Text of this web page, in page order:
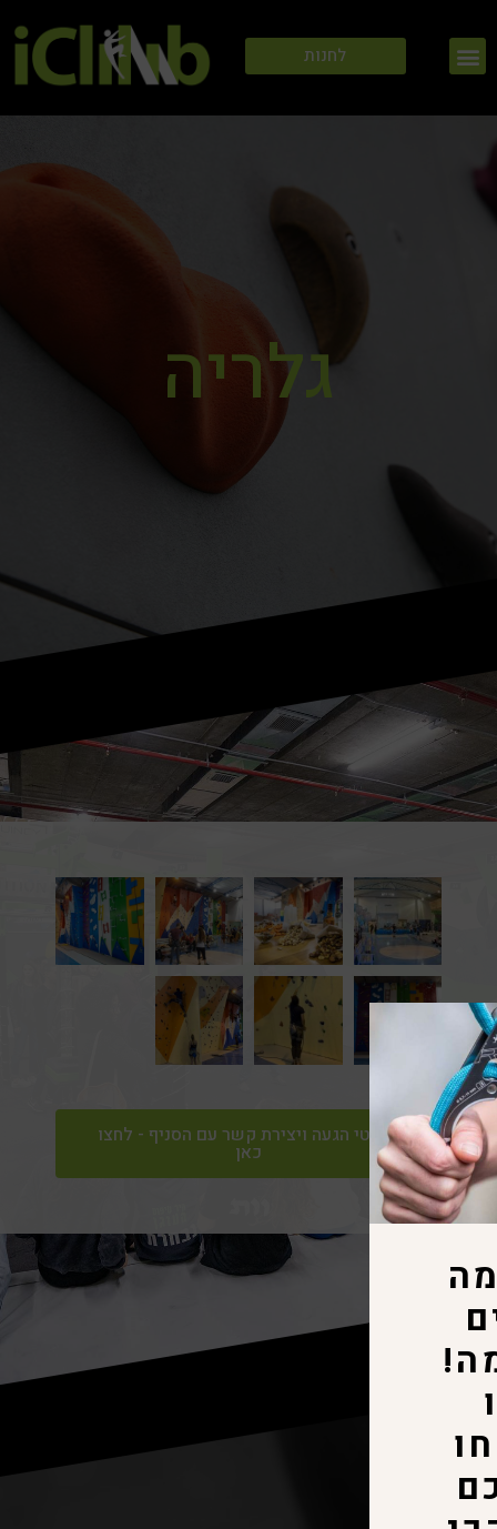
לתוכןתפריט לחנות
גלריה
לפרטי הגעה ויצירת קשר עם הסניף - לחצו
כאן
ההרשמה
לחוגים
בעיצומה!
והבטיחו